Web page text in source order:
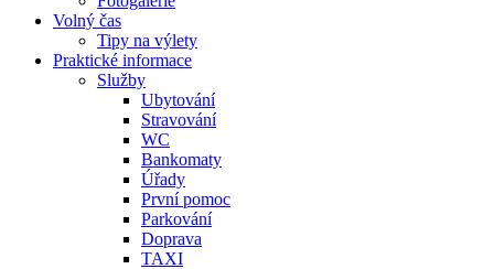
Volný čas
Tipy na výlety
Praktické informace
Služby
Ubytování
Stravování
WC
Bankomaty
Úřady
První pomoc
Parkování
Doprava
TAXI